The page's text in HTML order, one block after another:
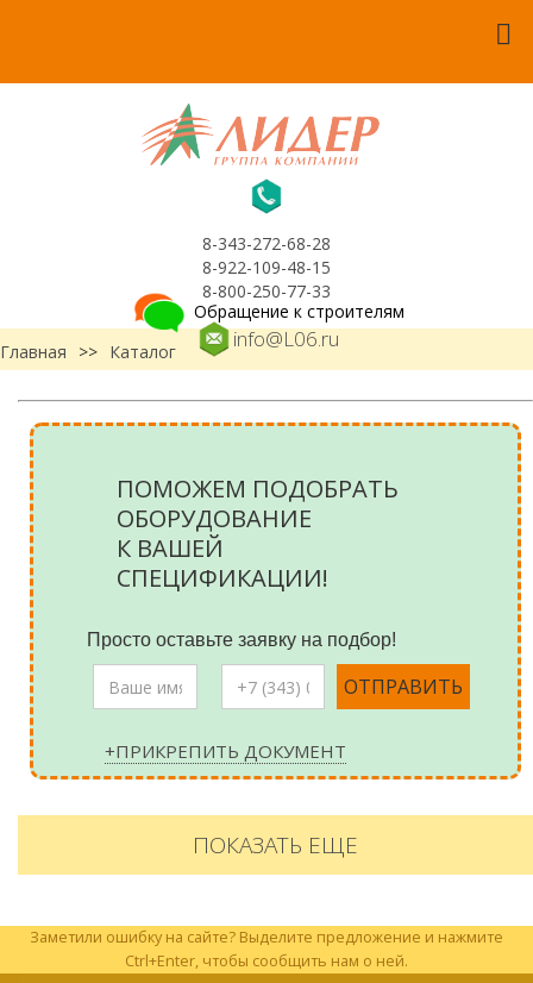
8-343-272-68-28
8-922-109-48-15
8-800-250-77-33
info@L06.ru
Обращение к строителям
Главная
>> Каталог
ПОМОЖЕМ ПОДОБРАТЬ
ОБОРУДОВАНИЕ
К ВАШЕЙ
СПЕЦИФИКАЦИИ!
Просто оставьте заявку на подбор!
+ПРИКРЕПИТЬ ДОКУМЕНТ
ПОКАЗАТЬ ЕЩЕ
Заметили ошибку на сайте? Выделите предложение и нажмите
Ctrl+Enter, чтобы сообщить нам о ней.